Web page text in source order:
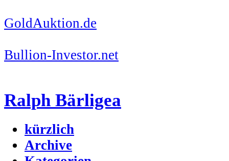
GoldAuktion.de
Bullion-Investor.net
Ralph Bärligea
kürzlich
Archive